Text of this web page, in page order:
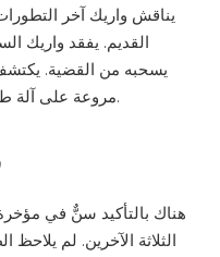
يناقش واريك آخر
القديم. يفقد واريك
يسحبه من القضية.
مروعة على آلة طحن لحوم الحيوانات في مسلخ ممتاز.
هناك بالتأكيد سنٌّ في
الثلاثة الآخرين. لم